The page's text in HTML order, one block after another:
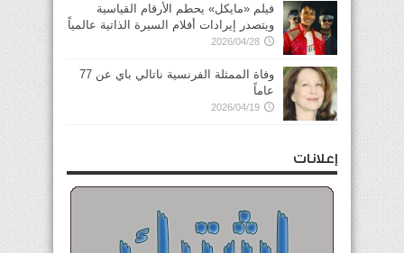
فيلم «مايكل» يحطم الأرقام القياسية
ويتصدر إيرادات أفلام السيرة الذاتية عالمياً
2026/04/28
وفاة الممثلة الفرنسية ناتالي باي عن 77
عاماً
2026/04/19
إعلانات